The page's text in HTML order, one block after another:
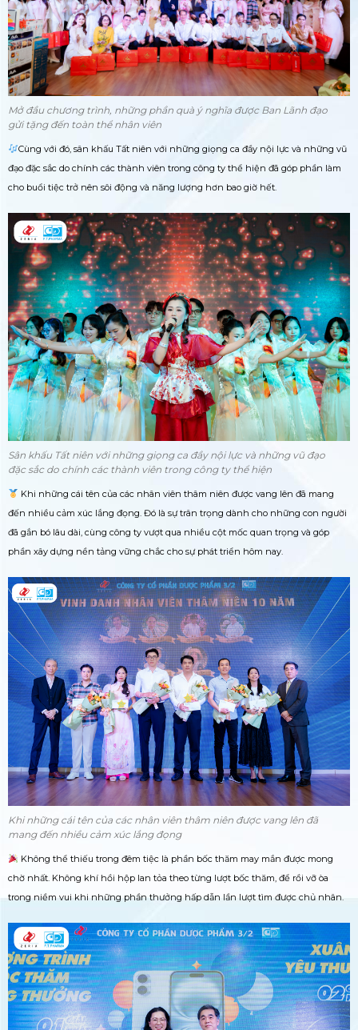
Mở đầu chương trình, những phần quà ý nghĩa được Ban Lãnh đạo
gửi tặng đến toàn thể nhân viên
Cùng với đó, sân khấu Tất niên với những giọng ca đầy nội lực và những vũ
đạo đặc sắc do chính các thành viên trong công ty thể hiện đã góp phần làm
cho buổi tiệc trở nên sôi động và năng lượng hơn bao giờ hết.
Sân khấu Tất niên với những giọng ca đầy nội lực và những vũ đạo
đặc sắc do chính các thành viên trong công ty thể hiện
Khi những cái tên của các nhân viên thâm niên được vang lên đã mang
đến nhiều cảm xúc lắng đọng. Đó là sự trân trọng dành cho những con người
đã gắn bó lâu dài, cùng công ty vượt qua nhiều cột mốc quan trọng và góp
phần xây dựng nền tảng vững chắc cho sự phát triển hôm nay.
Khi những cái tên của các nhân viên thâm niên được vang lên đã
mang đến nhiều cảm xúc lắng đọng
Không thể thiếu trong đêm tiệc là phần bốc thăm may mắn được mong
chờ nhất. Không khí hồi hộp lan tỏa theo từng lượt bốc thăm, để rồi vỡ òa
trong niềm vui khi những phần thưởng hấp dẫn lần lượt tìm được chủ nhân.